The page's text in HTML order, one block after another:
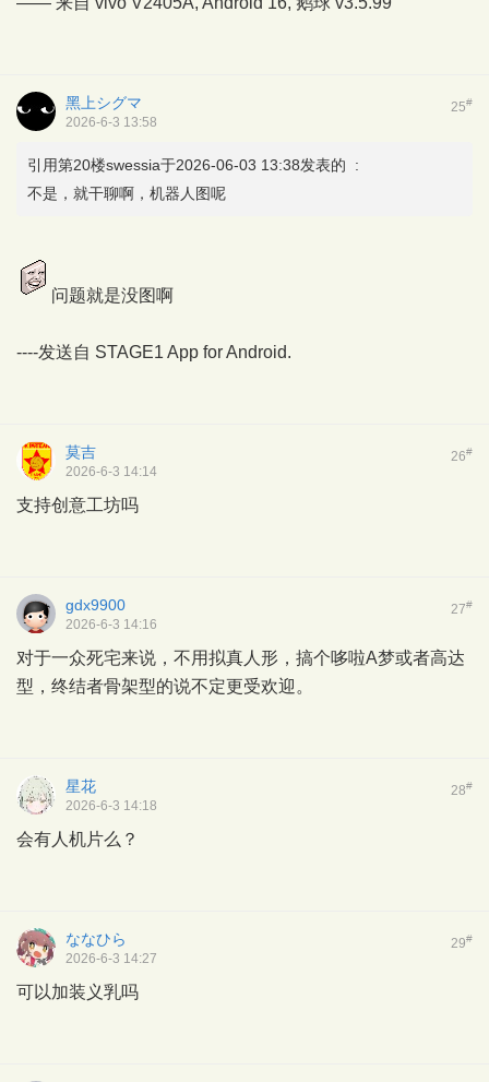
25#
黑上シグマ
2026-6-3 13:58
引用第20楼swessia于2026-06-03 13:38发表的 :
不是，就干聊啊，机器人图呢
问题就是没图啊
----发送自 STAGE1 App for Android.
26#
莫吉
2026-6-3 14:14
支持创意工坊吗
27#
gdx9900
2026-6-3 14:16
对于一众死宅来说，不用拟真人形，搞个哆啦A梦或者高达
型，终结者骨架型的说不定更受欢迎。
28#
星花
2026-6-3 14:18
会有人机片么？
29#
ななひら
2026-6-3 14:27
可以加装义乳吗